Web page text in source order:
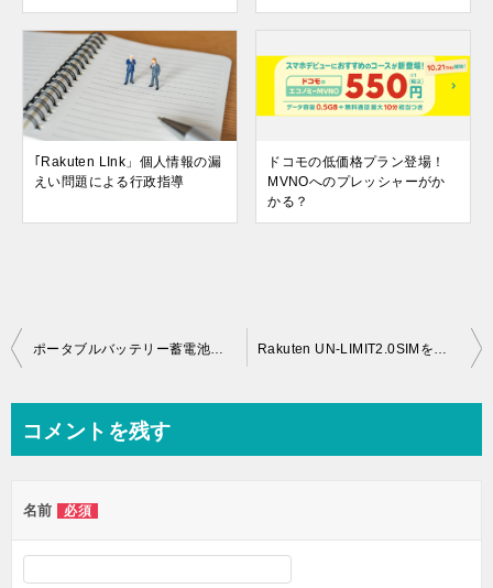
｢Rakuten LInk」個人情報の漏
えい問題による行政指導
ドコモの低価格プラン登場！
MVNOへのプレッシャーがか
かる？
投
ビ
ー
シ
ポータブルバッテリー蓄電池・楽天モバイルの一週間 Rakuten UN-LIMIT2.0SIMを使用した感想は？
コメントを残す
名前 必須